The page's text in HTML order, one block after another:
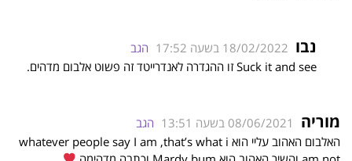
נבו 18/02/2022 בשעה 17:52
הגב
Suck it and see זו ההגדרה לאנדרייטד זה פשוט אלבום מדהים.
מוריה 08/06/2021 בשעה 13:51
הגב
האלבום האהוב עליי הוא whatever people say I am ,that’s what i